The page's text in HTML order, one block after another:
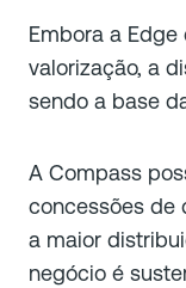
Embora a
valorização, a
sendo a base
A Compass
concessões de
a maior
negócio é